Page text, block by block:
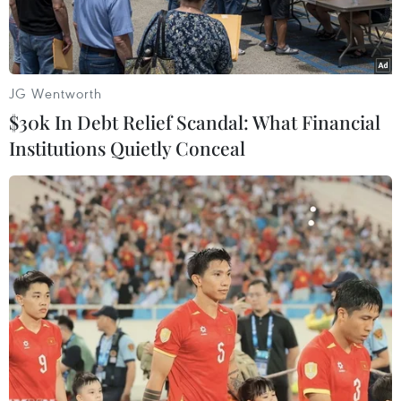
Lực lượng hải quan và bảo vệ biên giới Mỹ tham gia một cuộc
diễn tập tại khu vực Hidalgo, Texas, biên giới với Mexico.
(Nguồn: AFP/TTXVN)
Ngày 7/2, Thống đốc bang New Mexico Michelle
Lujan Grisham đã ra lệnh rút phần lớn binh sỹ
JG Wentworth
$30k In Debt Relief Scandal: What Financial
Institutions Quietly Conceal